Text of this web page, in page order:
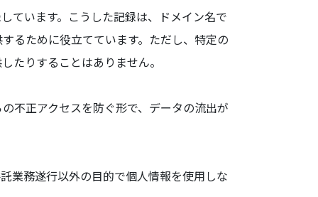
います。こうした記録は、ドメイン名で
るために役立てています。ただし、特定の
たりすることはありません。
不正アクセスを防ぐ形で、データの流出が
業務遂行以外の目的で個人情報を使用しな